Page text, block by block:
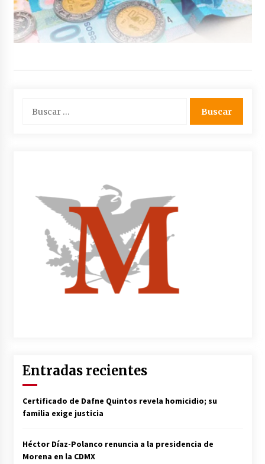
Entradas recientes
Certificado de Dafne Quintos revela homicidio; su
familia exige justicia
Héctor Díaz-Polanco renuncia a la presidencia de
Morena en la CDMX